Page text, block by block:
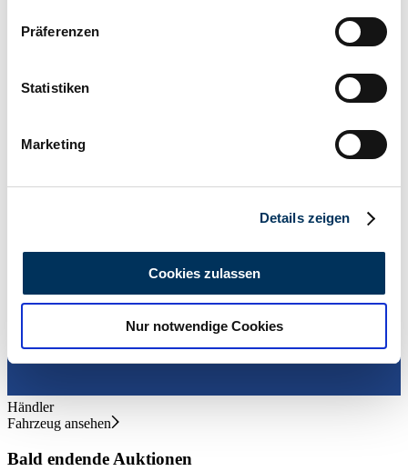
Informationen über Ihre geografische Lage
können
bestimmten Merkmalen (Fingerprinting) identifizieren
Erfahren Sie mehr darüber, wie Ihre persönlichen Daten
analysieren. Außerdem geben wir Informationen zu Ihrer
Verwendung unserer Website an unsere Partner für
soziale Medien, Werbung und Analysen weiter. Unsere
weiteren Daten zusammen, die Sie ihnen bereitgestellt
haben oder die sie im Rahmen Ihrer Nutzung der Dienste
Präferenzen
Statistiken
Marketing
Details zeigen
Cookies zulassen
Nur notwendige Cookies
Händler
Händler
Fahrzeug ansehen
Bald endende Auktionen